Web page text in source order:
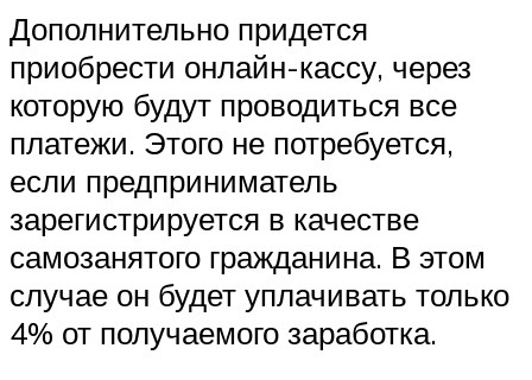
Дополнительно придется
приобрести онлайн-кассу, через
которую будут проводиться все
платежи. Этого не потребуется,
если предприниматель
зарегистрируется в качестве
самозанятого гражданина. В этом
случае он будет уплачивать только
4% от получаемого заработка.